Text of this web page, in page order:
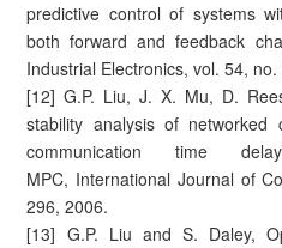
predictive control of systems
both forward and feedback
Industrial Electronics, vol. 54,
[12] G.P. Liu, J. X. Mu, D.
stability analysis of networked
communication time
MPC, International Journal of
296, 2006.
[13] G.P. Liu and S. Daley,